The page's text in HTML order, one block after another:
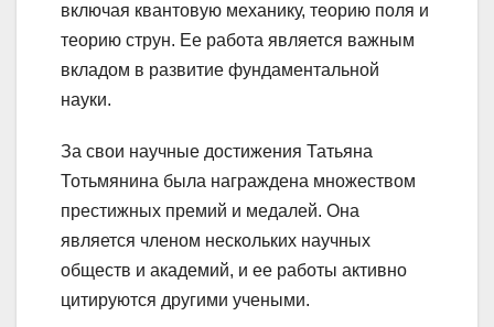
включая квантовую механику, теорию поля и
теорию струн. Ее работа является важным
вкладом в развитие фундаментальной
науки.
За свои научные достижения Татьяна
Тотьмянина была награждена множеством
престижных премий и медалей. Она
является членом нескольких научных
обществ и академий, и ее работы активно
цитируются другими учеными.